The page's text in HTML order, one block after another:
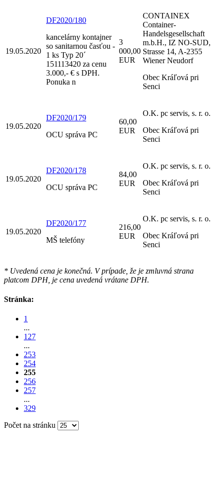
19.05.2020
DF2020/180
kancelárny kontajner
so sanitarnou časťou -
1 ks Typ 20´
151113420 za cenu
3.000,- € s DPH.
Ponuka n
3
000,00
EUR
CONTAINEX
Container-
Handelsgesellschaft
m.b.H., IZ NO-SUD,
Strasse 14, A-2355
Wiener Neudorf
Obec Kráľová pri
Senci
19.05.2020
DF2020/179
OCU správa PC
60,00
EUR
O.K. pc servis, s. r. o.
Obec Kráľová pri
Senci
19.05.2020
DF2020/178
OCU správa PC
84,00
EUR
O.K. pc servis, s. r. o.
Obec Kráľová pri
Senci
19.05.2020
DF2020/177
MŠ telefóny
216,00
EUR
O.K. pc servis, s. r. o.
Obec Kráľová pri
Senci
* Uvedená cena je konečná. V prípade, že je zmluvná strana
platcom DPH, je cena uvedená vrátane DPH.
Stránka:
1
...
127
...
253
254
255
256
257
...
329
Počet na stránku